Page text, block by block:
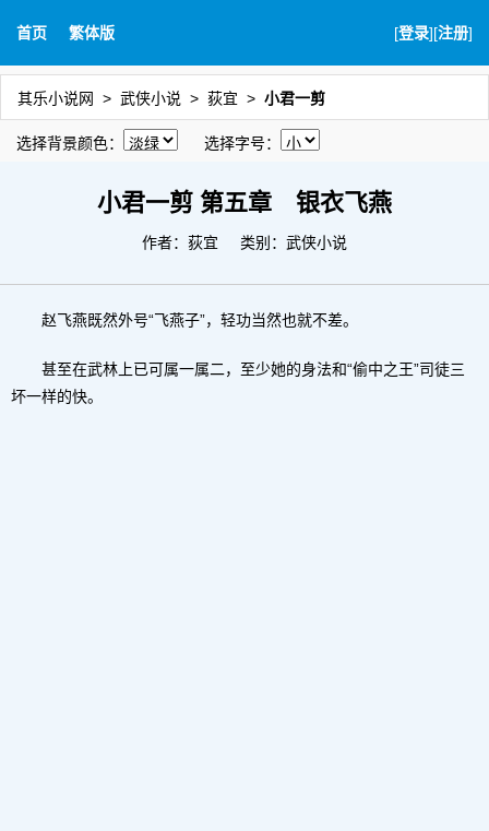
首页 繁体版 [登录][注册]
其乐小说网 武侠小说 荻宜 小君一剪
选择背景颜色： 选择字号：
小君一剪 第五章 银衣飞燕
作者： 荻宜 类别：武侠小说
赵飞燕既然外号“飞燕子”，轻功当然也就不差。
甚至在武林上已可属一属二，至少她的身法和“偷中之王”司徒三
坏一样的快。